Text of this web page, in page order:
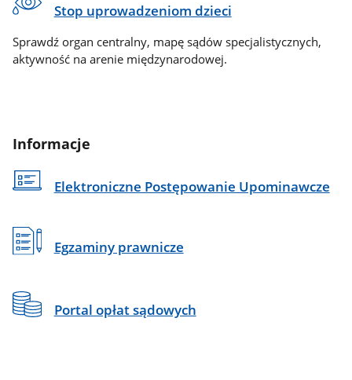
Stop uprowadzeniom dzieci
Sprawdź organ centralny, mapę sądów specjalistycznych,
aktywność na arenie międzynarodowej.
Informacje
Elektroniczne Postępowanie Upominawcze
Egzaminy prawnicze
Portal opłat sądowych